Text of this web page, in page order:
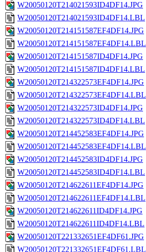
W20050120T214021593ID4DF14.JPG
W20050120T214021593ID4DF14.LBL
W20050120T214151587EF4DF14.JPG
W20050120T214151587EF4DF14.LBL
W20050120T214151587ID4DF14.JPG
W20050120T214151587ID4DF14.LBL
W20050120T214322573EF4DF14.JPG
W20050120T214322573EF4DF14.LBL
W20050120T214322573ID4DF14.JPG
W20050120T214322573ID4DF14.LBL
W20050120T214452583EF4DF14.JPG
W20050120T214452583EF4DF14.LBL
W20050120T214452583ID4DF14.JPG
W20050120T214452583ID4DF14.LBL
W20050120T214622611EF4DF14.JPG
W20050120T214622611EF4DF14.LBL
W20050120T214622611ID4DF14.JPG
W20050120T214622611ID4DF14.LBL
W20050120T221332651EF4DF61.JPG
W20050120T221332651EF4DF61.LBL